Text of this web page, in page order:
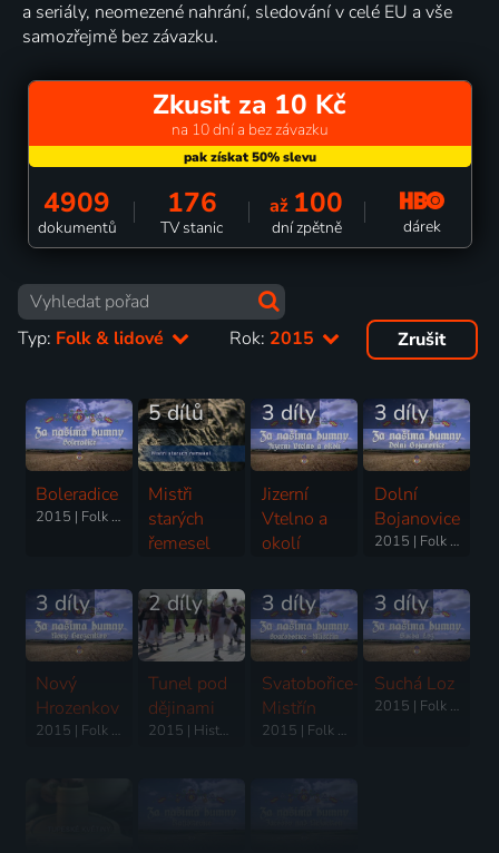
a seriály, neomezené nahrání, sledování v celé EU a vše
samozřejmě bez závazku.
Zkusit za 10 Kč
na 10 dní a bez závazku
4909
dokumentů
176
TV stanic
až 100
dní zpětně dárek
Typ: Folk & lidové Rok: 2015 Zrušit
Boleradice
2015 | Folk & lidové
5 dílů
Mistři
starých
řemesel
3 díly
Jizerní
Vtelno a
okolí
3 díly
Dolní
Bojanovice
2015 | Folk & lidové
3 díly
Nový
Hrozenkov
2015 | Folk & lidové
2 díly
Tunel pod
dějinami
2015 | Historický, Folk & lidové
3 díly
Svatobořice-
Mistřín
2015 | Folk & lidové
3 díly
Suchá Loz
2015 | Folk & lidové